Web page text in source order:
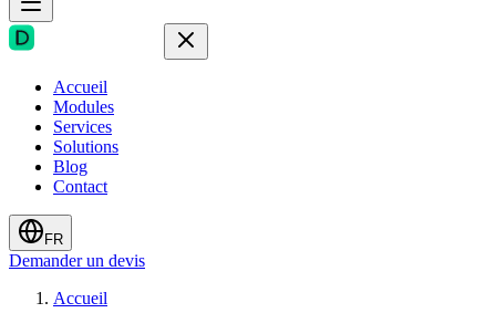
Accueil
Modules
Services
Solutions
Blog
Contact
FR
Demander un devis
Accueil